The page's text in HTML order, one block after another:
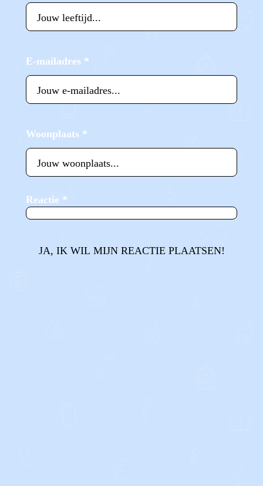
E-mailadres *
Woonplaats *
Reactie *
JA, IK WIL MIJN REACTIE PLAATSEN!